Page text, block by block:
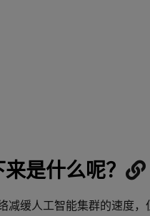
是什么呢？
减缓人工智能集群的速度